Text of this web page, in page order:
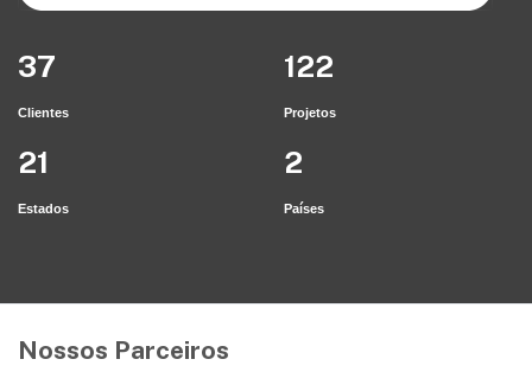
45
Clientes
150
Projetos
27
Estados
2
Países
Nossos Parceiros